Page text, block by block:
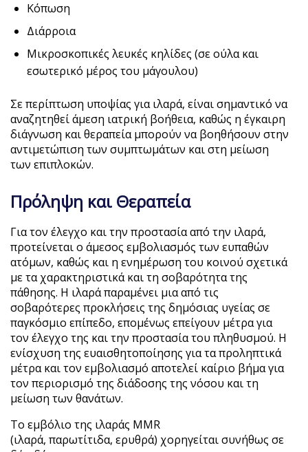
Κόπωση
Διάρροια
Μικροσκοπικές λευκές κηλίδες (σε ούλα και
εσωτερικό μέρος του μάγουλου)
Σε περίπτωση υποψίας για ιλαρά, είναι σημαντικό να
αναζητηθεί άμεση ιατρική βοήθεια, καθώς η έγκαιρη
διάγνωση και θεραπεία μπορούν να βοηθήσουν στην
αντιμετώπιση των συμπτωμάτων και στη μείωση
των επιπλοκών.
Πρόληψη και Θεραπεία
Για τον έλεγχο και την προστασία από την ιλαρά,
προτείνεται ο άμεσος εμβολιασμός των ευπαθών
ατόμων, καθώς και η ενημέρωση του κοινού σχετικά
με τα χαρακτηριστικά και τη σοβαρότητα της
πάθησης. Η ιλαρά παραμένει μια από τις
σοβαρότερες προκλήσεις της δημόσιας υγείας σε
παγκόσμιο επίπεδο, επομένως επείγουν μέτρα για
τον έλεγχο της και την προστασία του πληθυσμού. Η
ενίσχυση της ευαισθητοποίησης για τα προληπτικά
μέτρα και τον εμβολιασμό αποτελεί καίριο βήμα για
τον περιορισμό της διάδοσης της νόσου και τη
μείωση των θανάτων.
Το εμβόλιο της ιλαράς MMR
(ιλαρά, παρωτίτιδα, ερυθρά) χορηγείται συνήθως σε